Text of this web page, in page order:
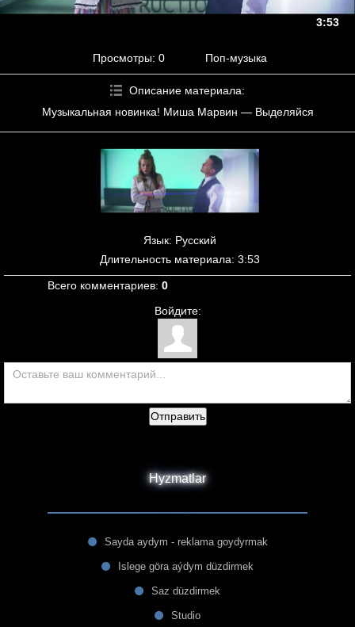
3:53
Просмотры: 0 Поп-музыка
Описание материала:
Музыкальная новинка! Миша Марвин — Выделяйся
Язык: Русский
Длительность материала: 3:53
Всего комментариев: 0
Войдите:
Отправить
Hyzmatlar
Sayda aydym - reklama goydyrmak
Islege göra aýdym düzdirmek
Saz düzdirmek
Studio